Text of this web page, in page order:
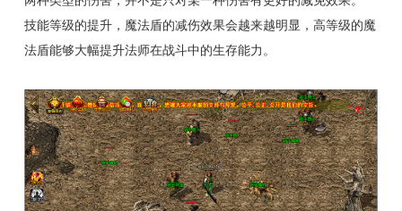
技能等级的提升，魔法盾的减伤效果会越来越明显，高等级的魔
法盾能够大幅提升法师在战斗中的生存能力。